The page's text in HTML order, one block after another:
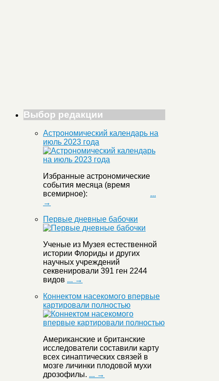
Выбор редакции
Астрономический календарь на
июль 2023 года
Избранные астрономические
события месяца (время
всемирное): ...
→
Первые дневные бабочки
Ученые из Музея естественной
истории Флориды и других
научных учреждений
секвенировали 391 ген 2244
видов ... →
Коннектом насекомого впервые
картировали полностью
Американские и британские
исследователи составили карту
всех синаптических связей в
мозге личинки плодовой мухи
дрозофилы. ... →